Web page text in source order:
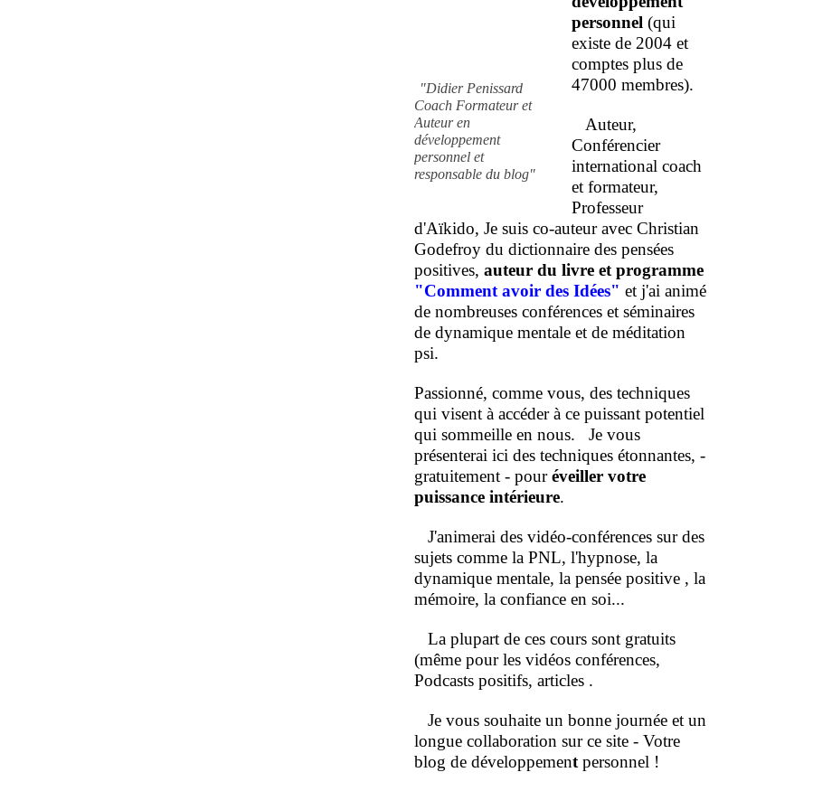
"Didier Penissard
Coach Formateur et
Auteur en
développement
personnel et
responsable du blog"
personnel (qui
existe de 2004 et
comptes plus de
47000 membres).
Auteur,
Conférencier
international coach
et formateur,
Professeur
d'Aïkido, Je suis co-auteur avec Christian
Godefroy du dictionnaire des pensées
positives, auteur du livre et programme
"Comment avoir des Idées" et j'ai animé
de nombreuses conférences et séminaires
de dynamique mentale et de méditation
psi.
Passionné, comme vous, des techniques
qui visent à accéder à ce puissant potentiel
qui sommeille en nous. Je vous
présenterai ici des techniques étonnantes, -
gratuitement - pouréveiller votre
puissance intérieure.
J'animerai des vidéo-conférences sur des
sujets comme la PNL, l'hypnose, la
dynamique mentale, la pensée positive , la
mémoire, la confiance en soi...
La plupart de ces cours sont gratuits
(même pour les vidéos conférences,
Podcasts positifs, articles .
Je vous souhaite un bonne journée et un
longue collaboration sur ce site - Votre
blog de développement personnel !